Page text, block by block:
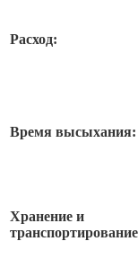
Расход:
Время высыхания:
Хранение и